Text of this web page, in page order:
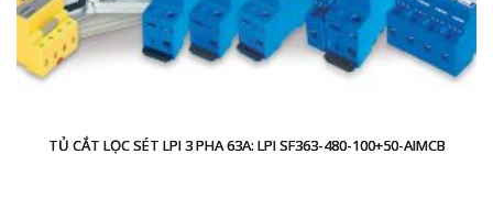
TỦ CẮT LỌC SÉT LPI 3 PHA 63A: LPI SF363-480-100+50-AIMCB